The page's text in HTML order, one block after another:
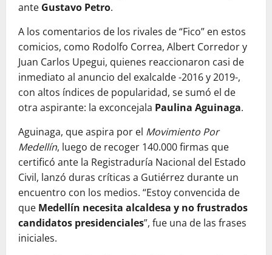
ante Gustavo Petro.
A los comentarios de los rivales de “Fico” en estos
comicios, como Rodolfo Correa, Albert Corredor y
Juan Carlos Upegui, quienes reaccionaron casi de
inmediato al anuncio del exalcalde -2016 y 2019-,
con altos índices de popularidad, se sumó el de
otra aspirante: la exconcejala Paulina Aguinaga.
Aguinaga, que aspira por el Movimiento Por
Medellín, luego de recoger 140.000 firmas que
certificó ante la Registraduría Nacional del Estado
Civil, lanzó duras críticas a Gutiérrez durante un
encuentro con los medios. “Estoy convencida de
que Medellín necesita alcaldesa y no frustrados
candidatos presidenciales”, fue una de las frases
iniciales.